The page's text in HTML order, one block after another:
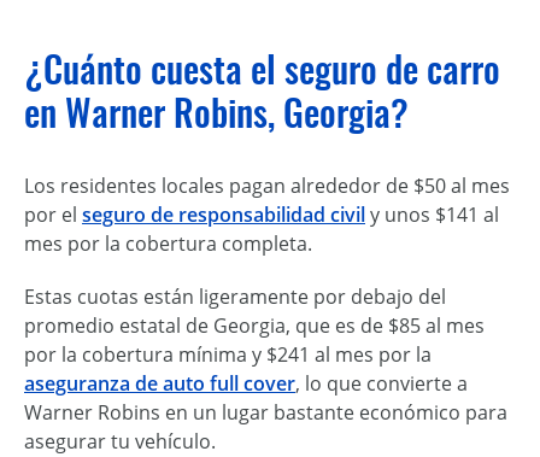
¿Cuánto cuesta el seguro de carro
en Warner Robins, Georgia?
Los residentes locales pagan alrededor de $50 al mes
por el seguro de responsabilidad civily unos $141 al
mes por la cobertura completa.
Estas cuotas están ligeramente por debajo del
promedio estatal de Georgia, que es de $85 al mes
por la cobertura mínima y $241 al mes por la
aseguranza de auto full cover, lo que convierte a
Warner Robins en un lugar bastante económico para
asegurar tu vehículo.